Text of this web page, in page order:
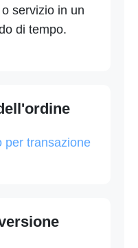
servizio in un
di tempo.
per transazione